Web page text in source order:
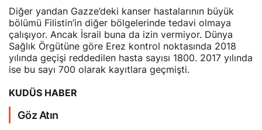
Diğer yandan Gazze’deki kanser hastalarının büyük
bölümü Filistin’in diğer bölgelerinde tedavi olmaya
çalışıyor. Ancak İsrail buna da izin vermiyor. Dünya
Sağlık Örgütüne göre Erez kontrol noktasında 2018
yılında geçişi reddedilen hasta sayısı 1800. 2017 yılında
ise bu sayı 700 olarak kayıtlara geçmişti.
KUDÜS HABER
Göz Atın